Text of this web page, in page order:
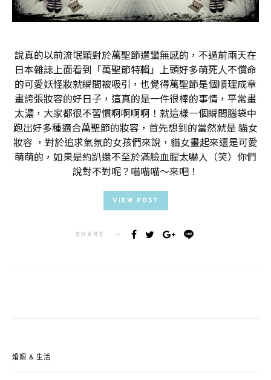
說真的以前流氓顆對於萬聖節還蠻無感的，不過前兩天在
日本雜誌上面看到「萬聖節特輯」上頭好多萌死人不償命
的可愛妖怪妝就瞬間被吸引，也覺得萬聖節是個順理成章
畫誇張妝容的好日子，這真的是一件很棒的事情，平常畫
太濃，大家都很不習慣啊啊啊啊！就這樣一個瞬間腦袋中
跑出好多種適合萬聖節的妝容，首先想到的當然就是 貓女
妝容 ，對於追求氣氛的女孩們來說，貓女畫起來還是可愛
萌萌的，如果是約趴還不至於滿臉血腥太嚇人（笑）你們
說對不對呢？喵喵喵～來吧！
VIEW POST
SHARE
婚姻 & 生活